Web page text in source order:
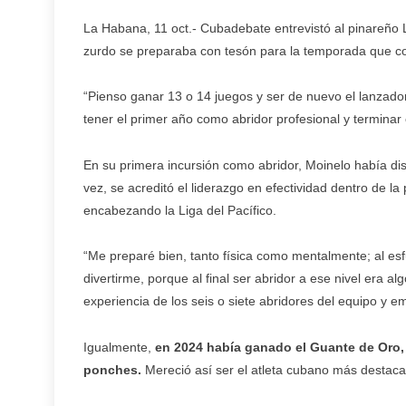
La Habana, 11 oct.- Cubadebate entrevistó al
zurdo se preparaba con tesón para la temporada que
“Pienso ganar 13 o 14 juegos y ser de nuevo el
tener el primer año como abridor profesional y
En su primera incursión como abridor, Moinelo había
vez, se acreditó el liderazgo en efectividad dentro de
encabezando la Liga del Pacífico.
“Me preparé bien, tanto física como mentalmente; al
divertirme, porque al final ser abridor a ese nivel era
experiencia de los seis o siete abridores del equipo y
Igualmente, en 2024 había ganado el Guante de
ponches. Mereció así ser el atleta cubano más